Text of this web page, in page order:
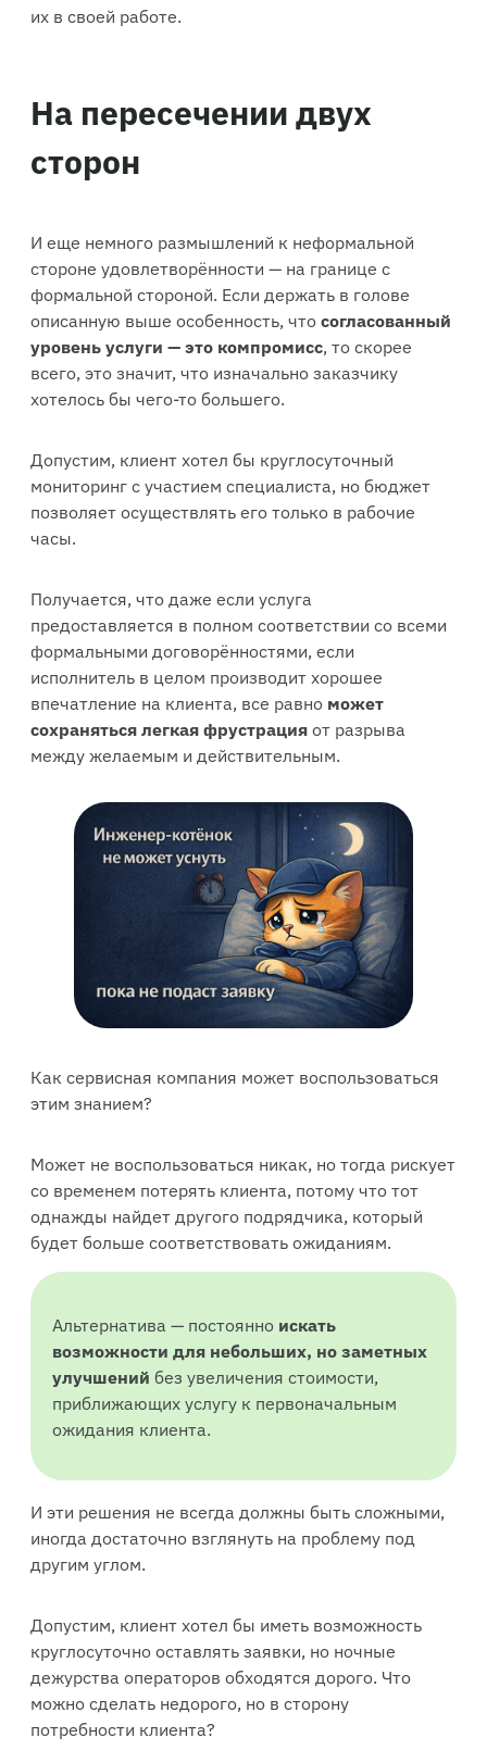
их в своей работе.
На пересечении двух
сторон
И еще немного размышлений к неформальной
стороне удовлетворённости — на границе с
формальной стороной. Если держать в голове
описанную выше особенность, чтосогласованный
уровень услуги — это компромисс, то скорее
всего, это значит, что изначально заказчику
хотелось бы чего-то большего.
Допустим, клиент хотел бы круглосуточный
мониторинг с участием специалиста, но бюджет
позволяет осуществлять его только в рабочие
часы.
Получается, что даже если услуга
предоставляется в полном соответствии со всеми
формальными договорённостями, если
исполнитель в целом производит хорошее
впечатление на клиента, все равно может
сохраняться легкая фрустрацияот разрыва
между желаемым и действительным.
Как сервисная компания может воспользоваться
этим знанием?
Может не воспользоваться никак, но тогда рискует
со временем потерять клиента, потому что тот
однажды найдет другого подрядчика, который
будет больше соответствовать ожиданиям.
Альтернатива — постоянно искать
возможности для небольших, но заметных
улучшений без увеличения стоимости,
приближающих услугу к первоначальным
ожидания клиента.
И эти решения не всегда должны быть сложными,
иногда достаточно взглянуть на проблему под
другим углом.
Допустим, клиент хотел бы иметь возможность
круглосуточно оставлять заявки, но ночные
дежурства операторов обходятся дорого. Что
можно сделать недорого, но в сторону
потребности клиента?